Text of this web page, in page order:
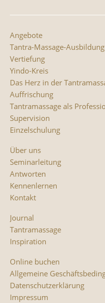
Angebote
Tantra-Massage-Ausbildung
Vertiefung
Yindo-Kreis
Das Herz in der
Auffrischung
Tantramassage als
Supervision
Einzelschulung
Über uns
Seminarleitung
Antworten
Kennenlernen
Kontakt
Journal
Tantramassage
Inspiration
Online buchen
Allgemeine
Datenschutzerklärung
Impressum